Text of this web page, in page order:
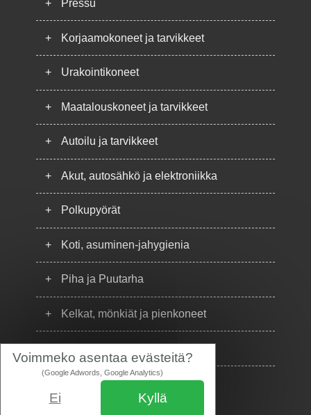
Voimmeko asentaa evästeitä?
(Google Adwords, Google Analytics)
Ei Kyllä
+ Pressu
+ Korjaamokoneet ja tarvikkeet
+ Urakointikoneet
+ Maatalouskoneet ja tarvikkeet
+ Autoilu ja tarvikkeet
+ Akut, autosähkö ja elektroniikka
+ Polkupyörät
+ Koti, asuminen-jahygienia
+ Piha ja Puutarha
+ Kelkat, mönkiät ja pienkoneet